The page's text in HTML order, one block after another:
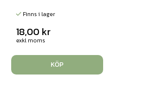
Finns i lager
18,00 kr
exkl moms
KÖP